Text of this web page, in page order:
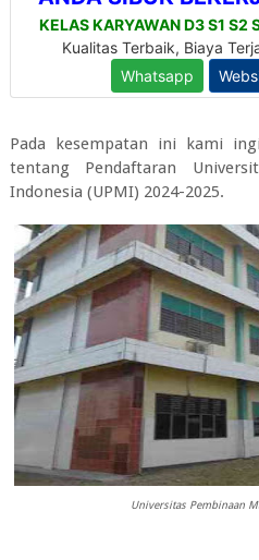
Pada kesempatan ini kami
tentang Pendaftaran
Indonesia (UPMI) 2024-2025.
Universitas Pembinaan